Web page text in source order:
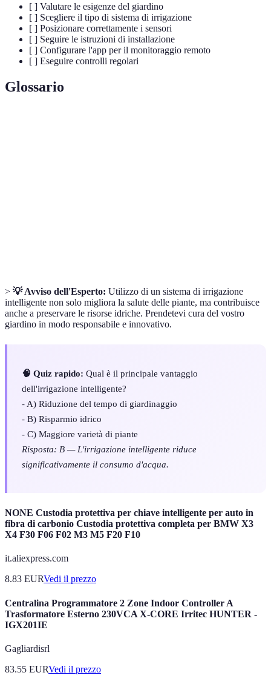
[ ] Valutare le esigenze del giardino
[ ] Scegliere il tipo di sistema di irrigazione
[ ] Posizionare correttamente i sensori
[ ] Seguire le istruzioni di installazione
[ ] Configurare l'app per il monitoraggio remoto
[ ] Eseguire controlli regolari
Glossario
> 💡 Avviso dell'Esperto: Utilizzo di un sistema di irrigazione
intelligente non solo migliora la salute delle piante, ma contribuisce
anche a preservare le risorse idriche. Prendetevi cura del vostro
giardino in modo responsabile e innovativo.
🧠 Quiz rapido: Qual è il principale vantaggio
dell'irrigazione intelligente?
- A) Riduzione del tempo di giardinaggio
- B) Risparmio idrico
- C) Maggiore varietà di piante
Risposta: B — L'irrigazione intelligente riduce
significativamente il consumo d'acqua.
NONE Custodia protettiva per chiave intelligente per auto in
fibra di carbonio Custodia protettiva completa per BMW X3
X4 F30 F06 F02 M3 M5 F20 F10
it.aliexpress.com
8.83 EURVedi il prezzo
Centralina Programmatore 2 Zone Indoor Controller A
Trasformatore Esterno 230VCA X-CORE Irritec HUNTER -
IGX201IE
Gagliardisrl
83.55 EURVedi il prezzo